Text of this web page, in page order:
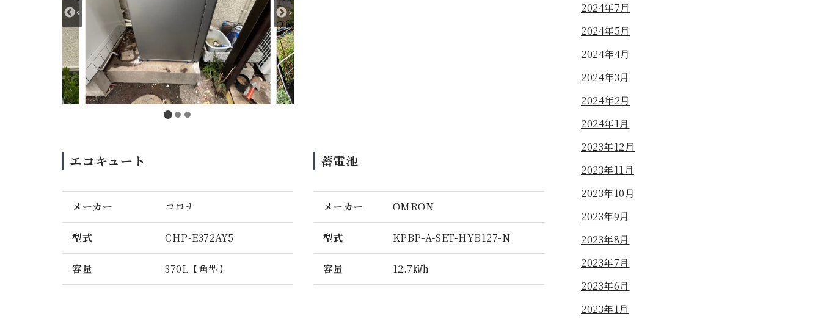
エコキュート
メーカー コロナ
型式 CHP-E372AY5
容量 370L【角型】
蓄電池
メーカー OMRON
型式 KPBP-A-SET-HYB127-N
容量 12.7㎾h
2024年7月
2024年5月
2024年4月
2024年3月
2024年2月
2024年1月
2023年12月
2023年11月
2023年10月
2023年9月
2023年8月
2023年7月
2023年6月
2023年1月